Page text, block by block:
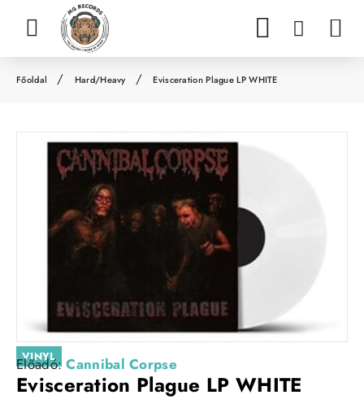
Hard/Heavy Evisceration Plague LP WHITE
VINYL
Előadó:Cannibal Corpse
Evisceration Plague LP WHITE